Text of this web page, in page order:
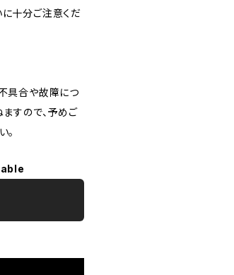
十分ご注意くだ
具合や故障につ
すので、予めご
。